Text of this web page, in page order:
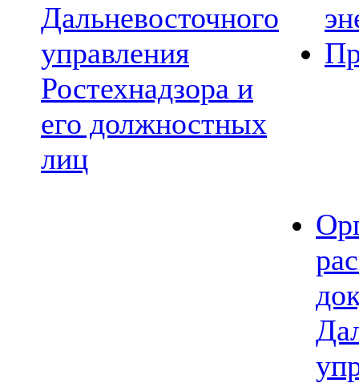
Дальневосточного
управления
Ростехнадзора и
его должностных
лиц